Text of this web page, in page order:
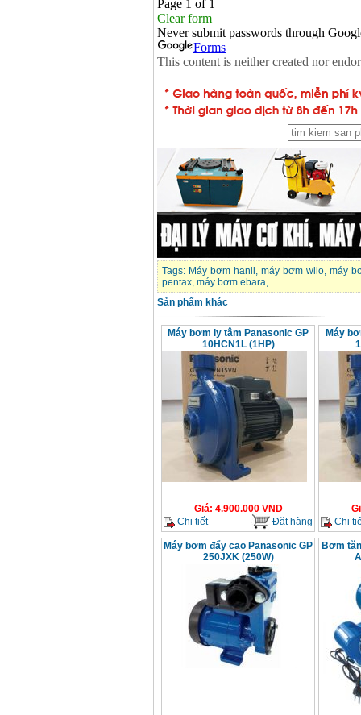
Tags: Máy bơm hanil , máy bơm wilo, máy
pentax, máy bơm ebara,
Sản phẩm khác
Máy bơm ly tâm Panasonic GP
10HCN1L (1HP)
Giá: 4.900.000VND
Chi tiết
Đặt hàng
Máy
Chi
Máy bơm đẩy cao Panasonic GP
250JXK (250W)
Bơm